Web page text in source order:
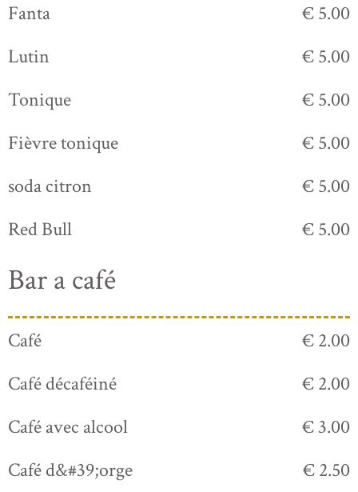
Fanta
€ 5.00
Lutin
€ 5.00
Tonique
€ 5.00
Fièvre tonique
€ 5.00
soda citron
€ 5.00
Red Bull
€ 5.00
Bar a café
Café
€ 2.00
Café décaféiné
€ 2.00
Café avec alcool
€ 3.00
Café d&#39;orge
€ 2.50